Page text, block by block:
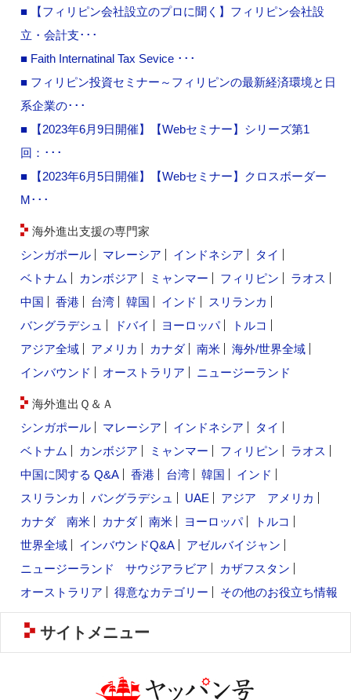
■ 【フィリピン会社設立のプロに聞く】フィリピン会社設
立・会計支･･･
■ Faith Internatinal Tax Sevice ･･･
■ フィリピン投資セミナー～フィリピンの最新経済環境と日
系企業の･･･
■ 【2023年6月9日開催】【Webセミナー】シリーズ第1
回：･･･
■ 【2023年6月5日開催】【Webセミナー】クロスボーダー
M･･･
海外進出支援の専門家
シンガポール
マレーシア インドネシア
タイ
ベトナム
カンボジア ミャンマー フィリピン
ラオス
中国
香港 台湾 韓国 インド
スリランカ
バングラデシュ
ドバイ ヨーロッパ
トルコ
アジア全域
アメリカ カナダ 南米
海外/世界全域
インバウンド
オーストラリア ニュージーランド
海外進出Ｑ＆Ａ
シンガポール
マレーシア インドネシア
タイ
ベトナム
カンボジア ミャンマー フィリピン
ラオス
中国に関する Q&A
香港 台湾 韓国
インド
スリランカ
バングラデシュ UAE アジア
アメリカ
カナダ
南米 カナダ 南米 ヨーロッパ
トルコ
世界全域
インバウンドQ&A
アゼルバイジャン
ニュージーランド
サウジアラビア
カザフスタン
オーストラリア
得意なカテゴリー その他のお役立ち情報
サイトメニュー